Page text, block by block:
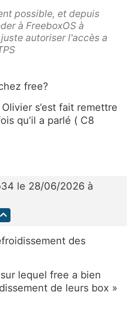
possible, et depuis
à FreeboxOS à
autoriser l'accès a
free?
s’est fait remettre
qu’il a parlé ( C8
le 28/06/2026 à
des
lequel free a bien
de leurs box »